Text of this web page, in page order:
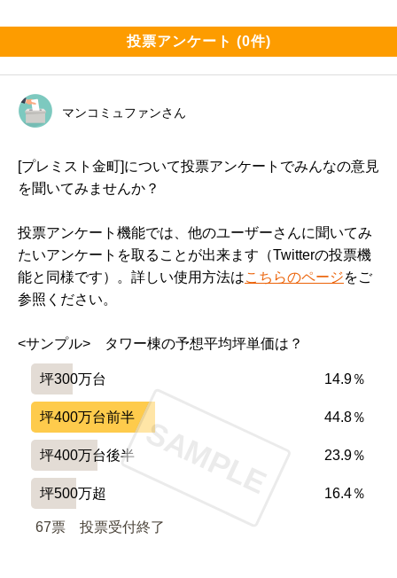
━━━━━━━━━━━━━━━━━━━
・駅近い(徒歩6分)+駅までの道大きな交差点なし(信号待
・水戸街道の騒音はそこまでない
・特になし
━━━━━━━━━━━━━━━━━━━
設備や共用施設について良い点、残念な点
━━━━━━━━━━━━━━━━━━━
・下駄箱ではなくシューズインクローゼット
・キッチンや廊下LEDダウンライト配置、トイレ人感セ
ンサー標準配置
・エレベーター2基
投票アンケート (0件)
マンコミュファンさん
[プレミスト金町]について投票アンケートでみんなの意見
を聞いてみませんか？
投票アンケート機能では、他のユーザーさんに聞いてみ
たいアンケートを取ることが出来ます（Twitterの投票機
能と同様です）。詳しい使用方法はこちらのページをご
参照ください。
<サンプル>　タワー棟の予想平均坪単価は？
坪300万台 14.9％
坪400万台前半 44.8％
坪400万台後半 23.9％
坪500万超 16.4％
67票 投票受付終了
SAMPLE